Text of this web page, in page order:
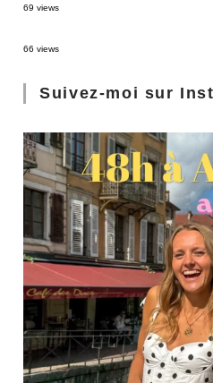
69 views
66 views
Suivez-moi sur